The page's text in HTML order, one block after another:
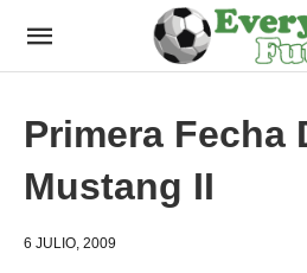
Primera Fecha
Mustang II
6 JULIO, 2009